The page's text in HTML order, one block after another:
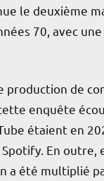
le deuxième
70, avec
production de
enquête
étaient en
Spotify. En
a été multiplié